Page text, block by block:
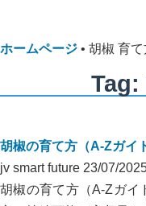
ホームページ • 胡椒 育て
Tag:
胡椒の育て方（A-Zガイ
jv smart future 23/07/
胡椒の育て方（A-Zガイ